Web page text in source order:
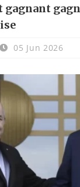
gagnant
05 Jun 2026